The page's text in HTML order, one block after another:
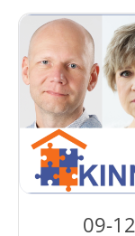
Toompark,
info
toimingutest;
tööst;
09-